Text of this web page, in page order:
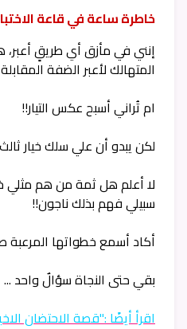
خاطرة ساعة في قاعة
إنني في مأزق أي طريقٍ
المتهالك لأعبر الضفة
ام تُراني أسبح عكس التيار!!
لكن يبدو أن علي سلك خيار
لا أعلم هل ثمة من هم مثلي
سبيلي فهم بذلك ناجون!!
أكاد أسمع خطواتها المرعبة
بقي حتى النجاة سؤالٌ واحد ...
اقرأ أيضًا :"قصة الاحتضان